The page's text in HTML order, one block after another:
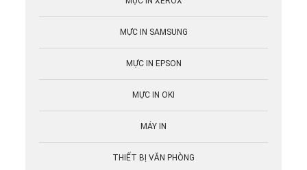
MỰC IN SAMSUNG
MỰC IN EPSON
MỰC IN OKI
MÁY IN
THIẾT BỊ VĂN PHÒNG